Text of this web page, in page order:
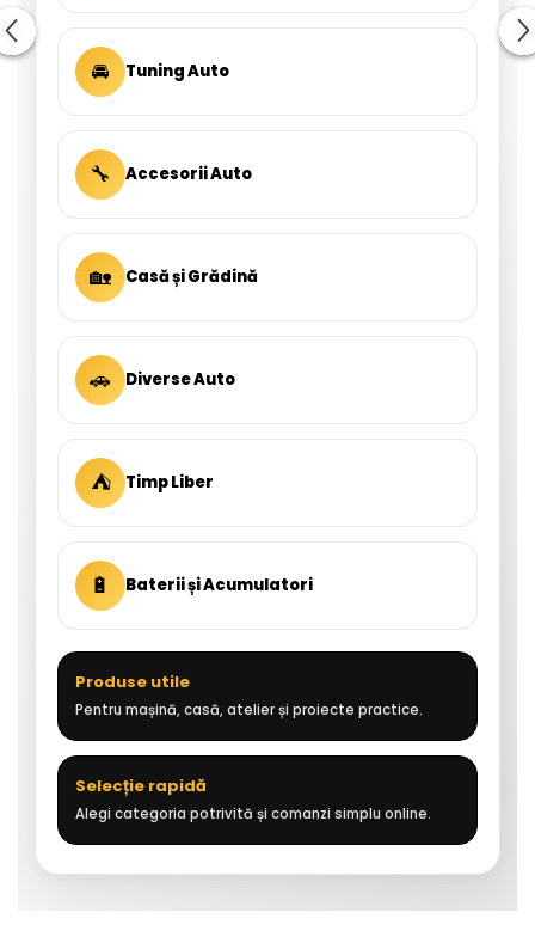
🚘 Tuning Auto
🔧 Accesorii Auto
🏡 Casă și Grădină
🚗 Diverse Auto
⛺ Timp Liber
🔋 Baterii și Acumulatori
Produse utile
Pentru mașină, casă, atelier și proiecte practice.
Selecție rapidă
Alegi categoria potrivită și comanzi simplu online.